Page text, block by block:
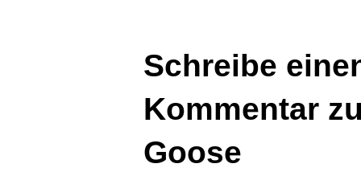
Schreibe
Kommentar
Goose